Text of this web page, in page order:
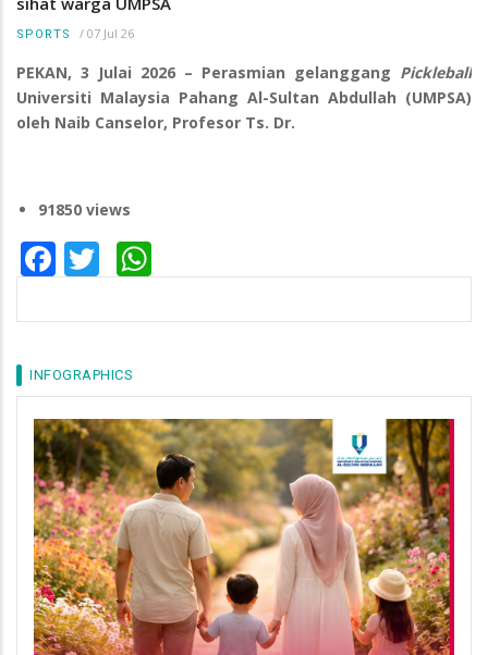
SPORTS / 07 Jul 26
PEKAN, 3 Julai 2026 – Perasmian gelanggang Pickleball
Universiti Malaysia Pahang Al-Sultan Abdullah (UMPSA)
oleh Naib Canselor, Profesor Ts. Dr.
91850 views
Facebook
Twitter
INFOGRAPHICS